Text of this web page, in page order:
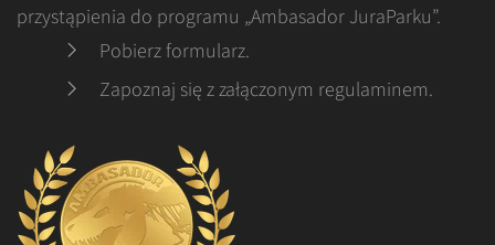
przystąpienia do programu „Ambasador JuraParku”.
Pobierz formularz.
Zapoznaj się z załączonym regulaminem.